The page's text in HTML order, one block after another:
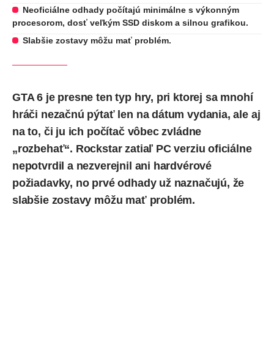
Neoficiálne odhady počítajú minimálne s výkonným
procesorom, dosť veľkým SSD diskom a silnou grafikou.
Slabšie zostavy môžu mať problém.
GTA 6 je presne ten typ hry, pri ktorej sa mnohí
hráči nezačnú pýtať len na dátum vydania, ale aj
na to, či ju ich počítač vôbec zvládne
„rozbehať“. Rockstar zatiaľ PC verziu oficiálne
nepotvrdil a nezverejnil ani hardvérové
požiadavky, no prvé odhady už naznačujú, že
slabšie zostavy môžu mať problém.